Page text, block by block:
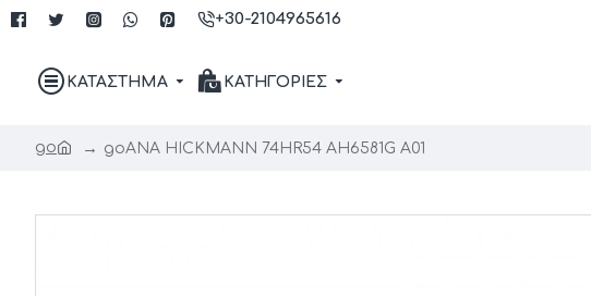
+30-2104965616
ΚΑΤΑΣΤΗΜΑ ΚΑΤΗΓΟΡΙΕΣ
go goANA HICKMANN 74HR54 AH6581G A01